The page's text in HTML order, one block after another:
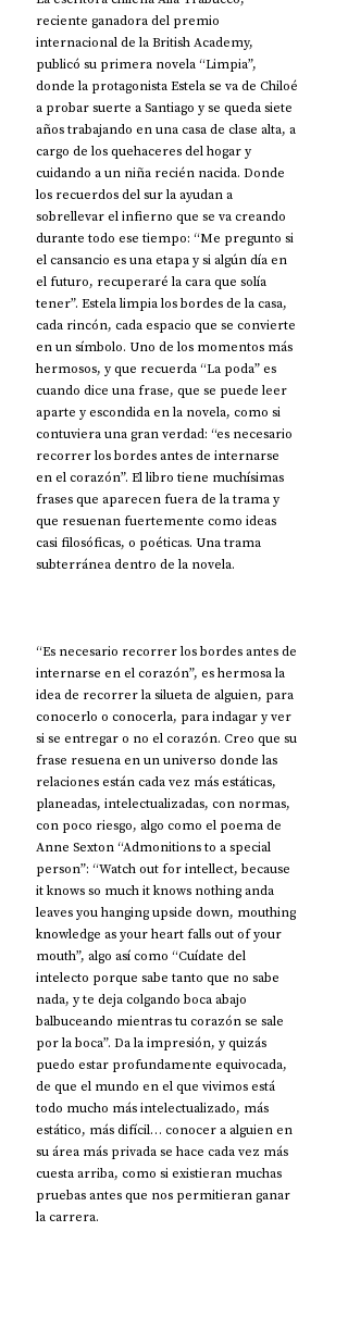
reciente ganadora del premio
internacional de la British Academy,
publicó su primera novela “Limpia”,
donde la protagonista Estela se va de Chiloé
a probar suerte a Santiago y se queda siete
años trabajando en una casa de clase alta, a
cargo de los quehaceres del hogar y
cuidando a un niña recién nacida. Donde
los recuerdos del sur la ayudan a
sobrellevar el infierno que se va creando
durante todo ese tiempo: “Me pregunto si
el cansancio es una etapa y si algún día en
el futuro, recuperaré la cara que solía
tener”. Estela limpia los bordes de la casa,
cada rincón, cada espacio que se convierte
en un símbolo. Uno de los momentos más
hermosos, y que recuerda “La poda” es
cuando dice una frase, que se puede leer
aparte y escondida en la novela, como si
contuviera una gran verdad: “es necesario
recorrer los bordes antes de internarse
en el corazón”. El libro tiene muchísimas
frases que aparecen fuera de la trama y
que resuenan fuertemente como ideas
casi filosóficas, o poéticas. Una trama
subterránea dentro de la novela.
“Es necesario recorrer los bordes antes de
internarse en el corazón”, es hermosa la
idea de recorrer la silueta de alguien, para
conocerlo o conocerla, para indagar y ver
si se entregar o no el corazón. Creo que su
frase resuena en un universo donde las
relaciones están cada vez más estáticas,
planeadas, intelectualizadas, con normas,
con poco riesgo, algo como el poema de
Anne Sexton “Admonitions to a special
person”: “Watch out for intellect, because
it knows so much it knows nothing anda
leaves you hanging upside down, mouthing
knowledge as your heart falls out of your
mouth”, algo así como “Cuídate del
intelecto porque sabe tanto que no sabe
nada, y te deja colgando boca abajo
balbuceando mientras tu corazón se sale
por la boca”. Da la impresión, y quizás
puedo estar profundamente equivocada,
de que el mundo en el que vivimos está
todo mucho más intelectualizado, más
estático, más difícil… conocer a alguien en
su área más privada se hace cada vez más
cuesta arriba, como si existieran muchas
pruebas antes que nos permitieran ganar
la carrera.